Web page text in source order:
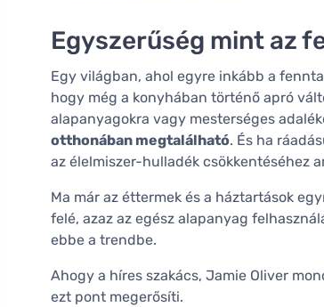
Egyszerűség mint az
Egy világban, ahol egyre inkább a
hogy még a konyhában történő apró
alapanyagokra vagy mesterséges
otthonában megtalálható. És ha
az élelmiszer-hulladék csökkentéséhez
Ma már az éttermek és a háztartások
felé, azaz az egész alapanyag
ebbe a trendbe.
Ahogy a híres szakács, Jamie Oliver
ezt pont megerősíti.